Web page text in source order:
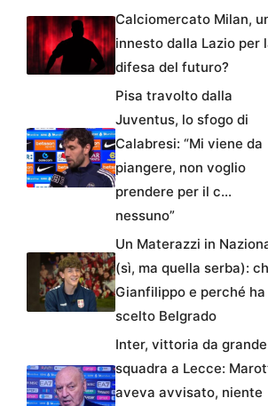
Calciomercato Milan,
innesto dalla Lazio per
difesa del futuro?
Pisa travolto dalla
Juventus, lo sfogo di
Calabresi: “Mi viene da
piangere, non voglio
prendere per il c…
nessuno”
Un Materazzi in
(sì, ma quella serba):
Gianfilippo e perché ha
scelto Belgrado
Inter, vittoria da grande
squadra a Lecce:
aveva avvisato, niente